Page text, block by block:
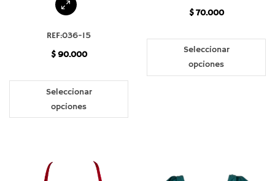
REF:036-15
$90.000
Seleccionar
opciones
$70.000
Seleccionar
opciones